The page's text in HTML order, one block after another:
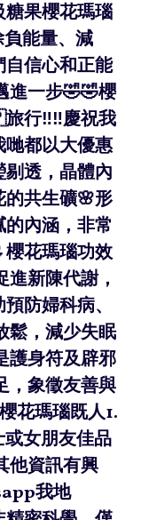
果櫻花瑪瑙
能量、減
信心和正能
進一步🤣🤣櫻
行‼️‼️慶祝我
都以大優惠
剔透，晶體內
共生礦🌸形
內涵，非常
花瑪瑙功效
新陳代謝，
防婦科病、
鬆，減少失眠
護身符及辟邪
，象徵友善與
花瑪瑙既人1.
女朋友佳品
他資訊有興
我地